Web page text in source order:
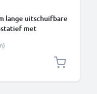
lange uitschuifbare
statief met
Android & meer –